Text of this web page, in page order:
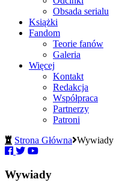
Obsada serialu
Książki
Fandom
Teorie fanów
Galeria
Więcej
Kontakt
Redakcja
Współpraca
Partnerzy
Patroni
Strona Główna Wywiady
Wywiady